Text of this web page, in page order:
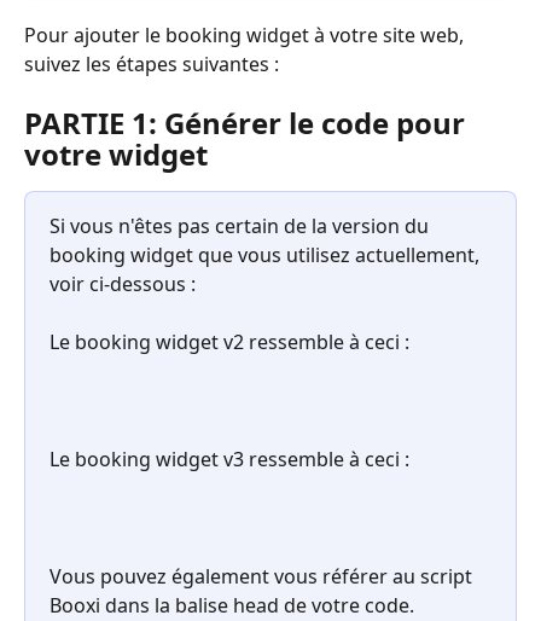
Pour ajouter le booking widget à votre site web,
suivez les étapes suivantes :
PARTIE 1: Générer le code pour
votre widget
Si vous n'êtes pas certain de la version du
booking widget que vous utilisez actuellement,
voir ci-dessous :
Le booking widget v2 ressemble à ceci :
Le booking widget v3 ressemble à ceci :
Vous pouvez également vous référer au script
Booxi dans la balise head de votre code.